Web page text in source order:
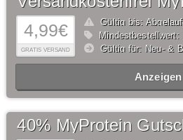
4,99€
GRATIS VERSAND
Gültig bis:
Mindestbestellwert:
Gültig für: Neu- &
Anzeigen
40% MyProtein